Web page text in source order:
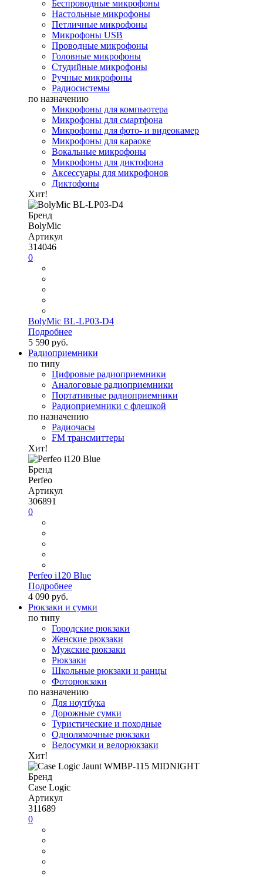
Беспроводные микрофоны
Настольные микрофоны
Петличные микрофоны
Микрофоны USB
Проводные микрофоны
Головные микрофоны
Студийные микрофоны
Ручные микрофоны
Радиосистемы
по назначению
Микрофоны для компьютера
Микрофоны для смартфона
Микрофоны для фото- и видеокамер
Микрофоны для караоке
Вокальные микрофоны
Микрофоны для диктофона
Аксессуары для микрофонов
Диктофоны
Хит!
Бренд
BolyMic
Артикул
314046
0
BolyMic BL-LP03-D4
Подробнее
5 590 руб.
Радиоприемники
по типу
Цифровые радиоприемники
Аналоговые радиоприемники
Портативные радиоприемники
Радиоприемники с флешкой
по назначению
Радиочасы
FM трансмиттеры
Хит!
Бренд
Perfeo
Артикул
306891
0
Perfeo i120 Blue
Подробнее
4 090 руб.
Рюкзаки и сумки
по типу
Городские рюкзаки
Женские рюкзаки
Мужские рюкзаки
Рюкзаки
Школьные рюкзаки и ранцы
Фоторюкзаки
по назначению
Для ноутбука
Дорожные сумки
Туристические и походные
Однолямочные рюкзаки
Велосумки и велорюкзаки
Хит!
Бренд
Case Logic
Артикул
311689
0